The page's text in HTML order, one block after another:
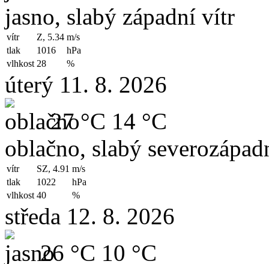
jasno, slabý západní vítr
vítr Z, 5.34 m/s
tlak
1016
hPa
vlhkost 28 %
úterý 11. 8. 2026
27 °C 14 °C
oblačno, slabý
vítr SZ, 4.91 m/s
tlak
1022
hPa
vlhkost 40 %
středa 12. 8. 2026
26 °C 10 °C